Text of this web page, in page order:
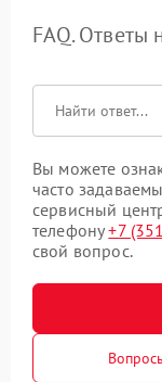
FAQ. Ответы
Вы можете
часто
сервисный
телефону+7
свой вопрос.